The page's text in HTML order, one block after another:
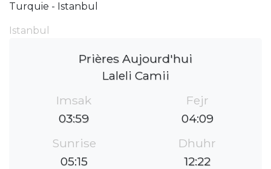
Turquie - Istanbul
Istanbul
Prières Aujourd'hui
Laleli Camii
Imsak
03:59
Fejr
04:09
Sunrise
05:15
Dhuhr
12:22